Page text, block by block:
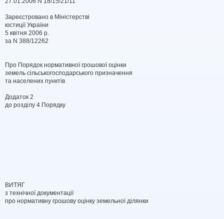
Зареєстровано в Міністерстві
юстиції України
5 квітня 2006 р.
за N 388/12262
Про Порядок нормативної грошової оцінки
земель сільськогосподарського призначення
та населених пунктів
Додаток 2
до розділу 4 Порядку
ВИТЯГ
з технічної документації
про нормативну грошову оцінку земельної ділянки